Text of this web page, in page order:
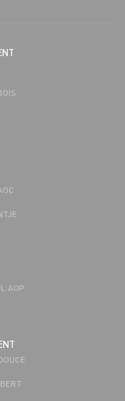
AOP